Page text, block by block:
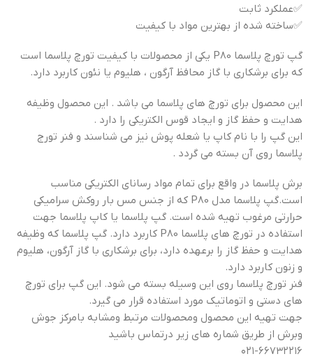
✅عملکرد ثابت
✅ساخته شده از بهترین مواد با کیفیت
گپ تورچ پلاسما P80 یکی از محصولات با کیفیت تورچ پلاسما است
که برای برشکاری با گاز محافظ آرگون ، هلیوم یا نئون کاربرد دارد.
این محصول برای تورچ های پلاسما می باشد . این محصول وظیفه
هدایت و حفظ گاز و ایجاد قوس الکتریکی را دارد .
این گپ را با نام کاپ یا شعله پوش نیز می شناسند و فنر تورج
پلاسما روی آن بسته می گردد .
برش پلاسما در واقع برای تمام مواد رسانای الکتریکی مناسب
است.گپ پلاسما مدل P80 که از جنس مس بار روکش سرامیکی
حرارتی مرغوب تهیه شده است. گپ پلاسما یا کاپ پلاسما جهت
استفاده در تورچ های پلاسما P80 کاربرد دارد. گپ پلاسما که وظیفه
هدایت و حفظ گاز را برعهده دارد، برای برشکاری با گاز آرگون، هلیوم
و زنون کاربرد دارد.
فنر تورچ پلاسما روی این وسیله بسته می شود. این گپ برای تورچ
های دستی و اتوماتیک مورد استفاده قرار می گیرد.
جهت تهیه این محصول ومحصولات مرتبط ومشابه بامرکز جوش
وبرش از طریق شماره های زیر درتماس باشید
۰۲۱-۶۶۷۳۲۲۱۶